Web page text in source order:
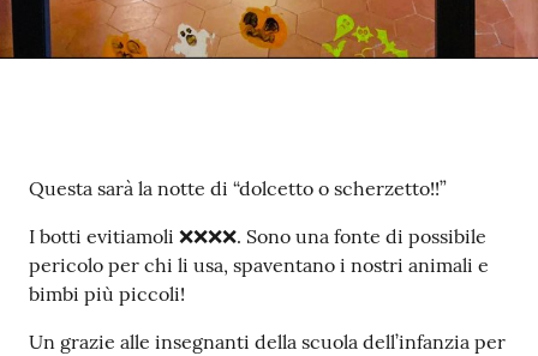
Contenuto
Questa sarà la notte di “dolcetto o scherzetto!!”
I botti evitiamoli ❌❌❌❌. Sono una fonte di possibile
pericolo per chi li usa, spaventano i nostri animali e
bimbi più piccoli!
Un grazie alle insegnanti della scuola dell’infanzia per